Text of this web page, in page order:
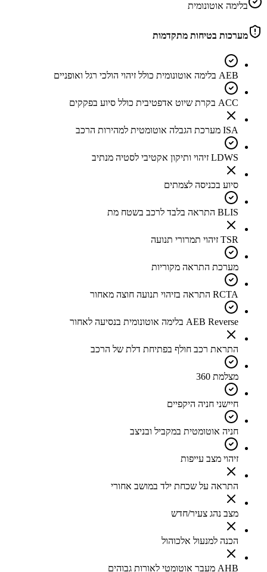
בלימה אוטונומית
מערכות בטיחות מתקדמות
AEB בלימה אוטונומית כולל זיהוי הולכי רגל ואופניים
ACC בקרת שיוט אדפטיבית כולל סיוע בפקקים
ISA מערכת הגבלה אוטומטית למהירות הרכב
LDWS זיהוי ותיקון אקטיבי לסטיה מנתיב
סיוע בכניסה לצמתים
BLIS התראה בלבד לרכב בשטח מת
TSR זיהוי תמרורי תנועה
מערכת התראה מקוריות
RCTA התראה בזיהוי תנועה חוצה מאחור
AEB Reverse בלימה אוטונומית בנסיעה לאחור
התראת רכב חולף בפתיחת דלת של הרכב
מצלמת 360
חיישני חניה היקפיים
חניה אוטומטית במקביל ובניצב
זיהוי מצב עייפות
התראה על שכחת ילד במושב אחורי
מצב נהג צעיר/חדש
הכנה למנעול אלכוהול
AHB מעבר אוטומטי לאורות גבוהים